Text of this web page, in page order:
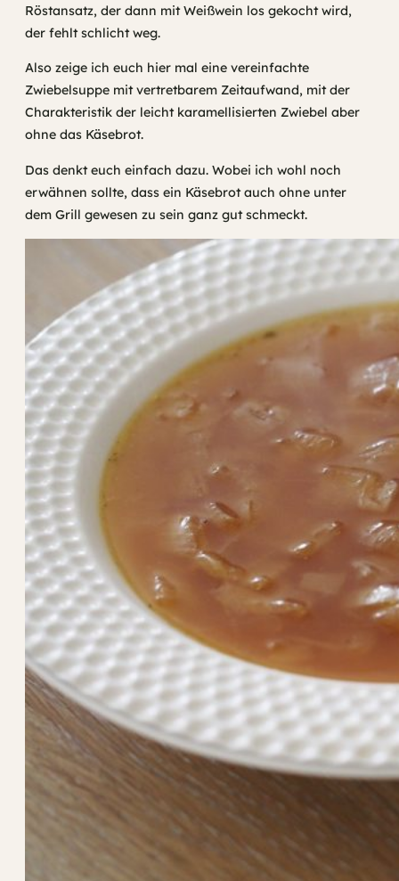
Röstansatz, der dann mit Weißwein los gekocht wird,
der fehlt schlicht weg.
Also zeige ich euch hier mal eine vereinfachte
Zwiebelsuppe mit vertretbarem Zeitaufwand, mit der
Charakteristik der leicht karamellisierten Zwiebel aber
ohne das Käsebrot.
Das denkt euch einfach dazu. Wobei ich wohl noch
erwähnen sollte, dass ein Käsebrot auch ohne unter
dem Grill gewesen zu sein ganz gut schmeckt.